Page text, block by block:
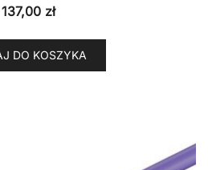
137,00 zł
DO KOSZYKA